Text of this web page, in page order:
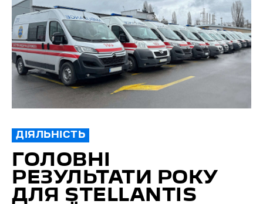
ДІЯЛЬНІСТЬ
ГОЛОВНІ
РЕЗУЛЬТАТИ РОКУ
ДЛЯ STELLANTIS